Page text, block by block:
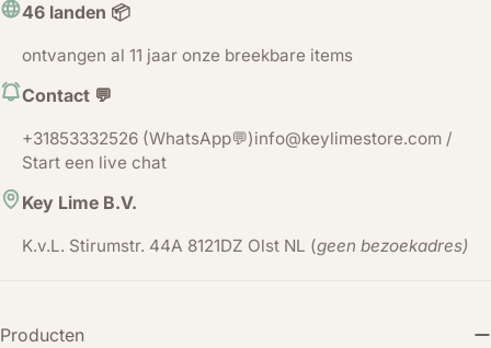
46 landen 📦
ontvangen al 11 jaar onze breekbare items
Contact 💬
+31853332526 (WhatsApp💬)info@keylimestore.com /
Start een live chat
Key Lime B.V.
K.v.L. Stirumstr. 44A 8121DZ Olst NL (geen bezoekadres)
Producten